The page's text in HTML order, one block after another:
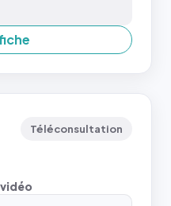
Téléconsultation